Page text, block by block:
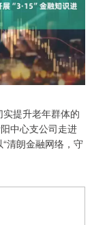
实提升老年群体的
中心支公司走进
清朗金融网络，守